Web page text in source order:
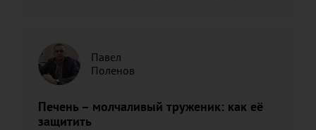
Павел
Поленов
Печень – молчаливый труженик: как её
защитить